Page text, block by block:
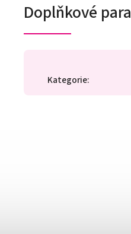
Doplňkové
Kategorie: